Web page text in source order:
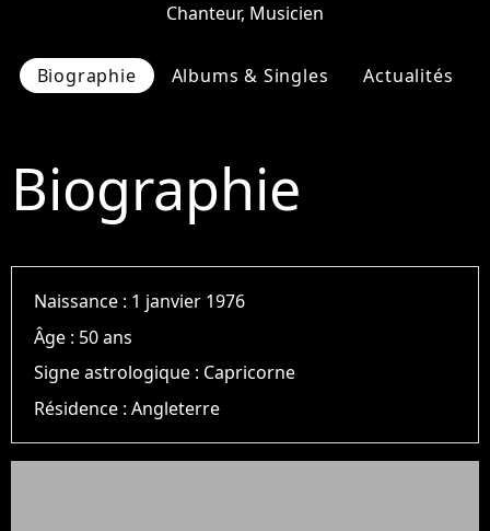
Chanteur, Musicien
Biographie Albums & Singles Actualités
Biographie
Naissance : 1 janvier 1976
Âge : 50 ans
Signe astrologique : Capricorne
Résidence :Angleterre